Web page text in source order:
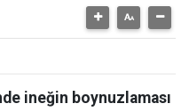
ineğin boynuzlaması